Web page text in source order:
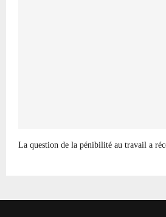
La question de la pénibilité au travail a